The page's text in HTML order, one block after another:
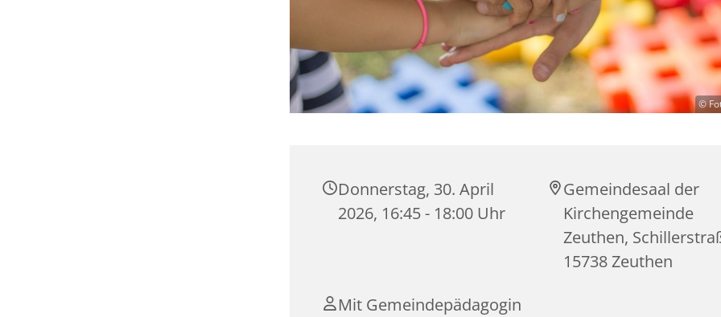
©
Donnerstag, 30. April
2026, 16:45 - 18:00 Uhr
Gemeindesaal der
Kirchengemeinde
Zeuthen,
15738 Zeuthen
Mit Gemeindepädagogin